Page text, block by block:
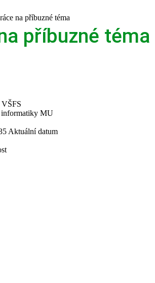
na příbuzné téma
příbuzné téma
VŠFS
informatiky MU
Aktuální datum